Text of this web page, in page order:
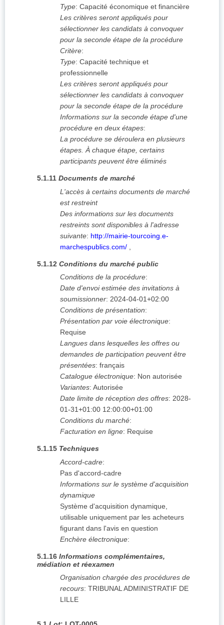
Type: Capacité économique et financière
Les critères seront appliqués pour
sélectionner les candidats à convoquer
pour la seconde étape de la procédure
Critère:
Type: Capacité technique et
professionnelle
Les critères seront appliqués pour
sélectionner les candidats à convoquer
pour la seconde étape de la procédure
Informations sur la seconde étape d'une
procédure en deux étapes:
La procédure se déroulera en plusieurs
étapes. À chaque étape, certains
participants peuvent être éliminés
5.1.11 Documents de marché
L'accès à certains documents de marché
est restreint
Des informations sur les documents
restreints sont disponibles à l'adresse
suivante: http://mairie-tourcoing.e-
marchespublics.com/
5.1.12 Conditions du marché public
Conditions de la procédure:
Date d'envoi estimée des invitations à
soumissionner: 2024-04-01+02:00
Conditions de présentation:
Présentation par voie électronique:
Requise
Langues dans lesquelles les offres ou
demandes de participation peuvent être
présentées: français
Catalogue électronique: Non autorisée
Variantes: Autorisée
Date limite de réception des offres: 2028-
01-31+01:00 12:00:00+01:00
Conditions du marché:
Facturation en ligne: Requise
5.1.15 Techniques
Accord-cadre:
Pas d'accord-cadre
Informations sur le système d'acquisition
dynamique
Système d'acquisition dynamique,
utilisable uniquement par les acheteurs
figurant dans l'avis en question
Enchère électronique:
5.1.16 Informations complémentaires,
médiation et réexamen
Organisation chargée des procédures de
recours: TRIBUNAL ADMINISTRATIF DE
LILLE